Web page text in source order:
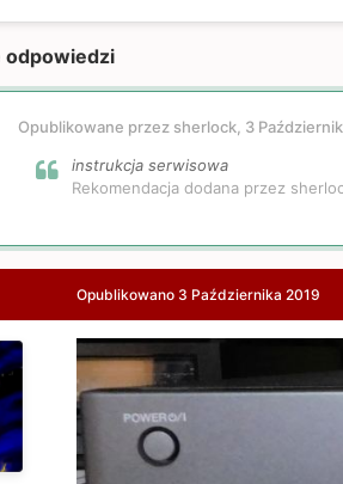
odpowiedzi
Opublikowane przez sherlock, 3
instrukcja serwisowa
Rekomendacja dodana przez
Opublikowano 3 Października 2019